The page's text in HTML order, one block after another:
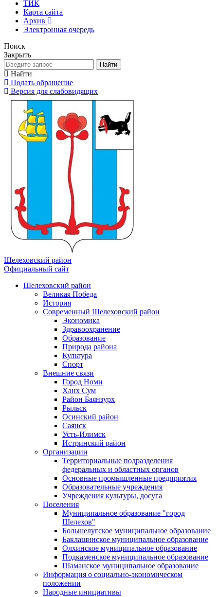
ТИК
Карта сайта
Архив
Электронная очередь
Поиск
Закрыть
Найти
Найти
Подать обращение
Версия для слабовидящих
Шелеховский район
Официальный сайт
Шелеховский район
Великая Победа
История
Современный Шелеховский район
Экономика
Здравоохранение
Образование
Природа района
Культура
Спорт
Внешние связи
Город Номи
Ханх Сум
Район Баянзурх
Рыльск
Осинский район
Саянск
Усть-Илимск
Истринский район
Организации
Территориальные подразделения
федеральных и областных органов
Основные промышленные предприятия
Образовательные учреждения
Учреждения культуры, досуга
Поселения
Муниципальное образование "город
Шелехов"
Большелугское муниципальное образование
Баклашинское муниципальное образование
Олхинское муниципальное образование
Подкаменское муниципальное образование
Шаманское муниципальное образование
Информация о социально-экономическом
положении
Народные инициативы